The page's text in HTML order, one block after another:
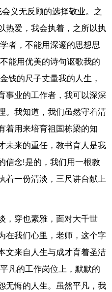
义无反顾的选择敬业。之
热爱，我会执着，之所以执
者，不能用深邃的思想思
能用优美的诗句讴歌我的
钱的尺子丈量我的人生，
事业的工作者，我可以深深
。我知道，我们虽然守着清
着用来培育祖国栋梁的知
未来的重任，教书育人是我
信念!是的，我们用一根教
着一份清淡，三尺讲台献上
，穿也素雅，面对大千世
在我们心里，老师，这个字
文来自人生与成才育着圣洁
凡的工作岗位上，默默的
无悔的人生。虽然平凡，我